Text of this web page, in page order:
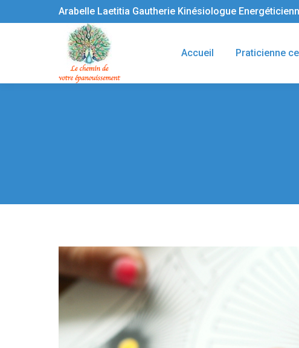
Arabelle Laetitia Gautherie Kinésiologue
Accueil Praticienne